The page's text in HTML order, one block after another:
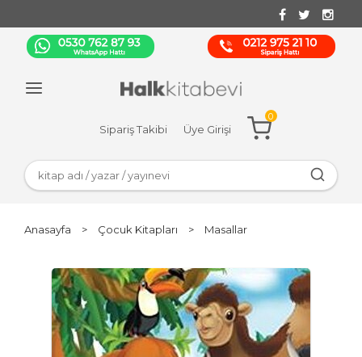
Sipariş Takibi Üye Girişi
0
Anasayfa > Çocuk Kitapları > Masallar